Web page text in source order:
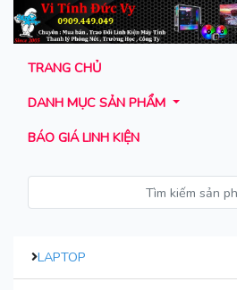
TRANG CHỦ
DANH MỤC SẢN PHẨM
BÁO GIÁ LINH KIỆN
LAPTOP